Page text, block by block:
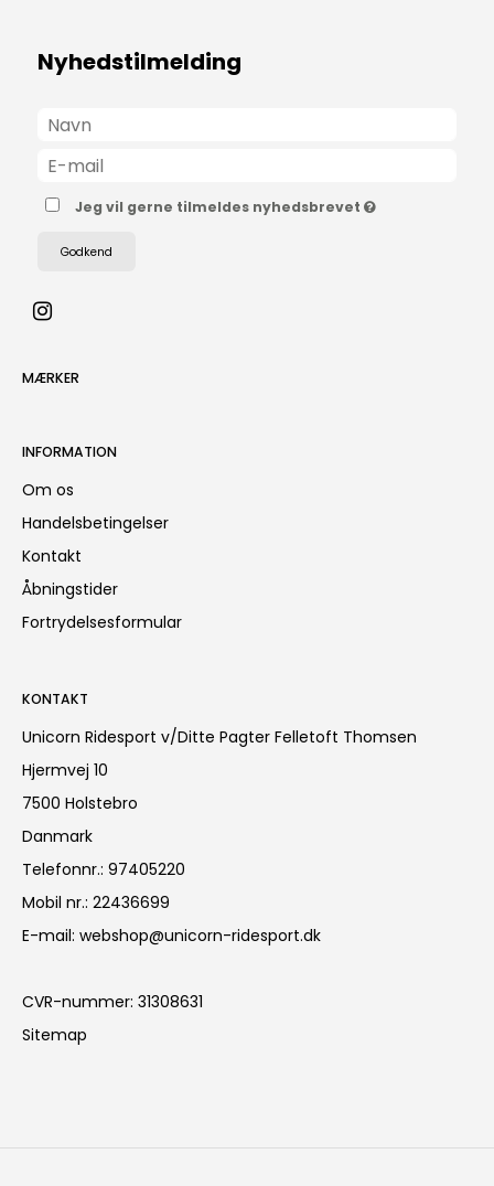
Nyhedstilmelding
Jeg vil gerne tilmeldes nyhedsbrevet
Godkend
MÆRKER
INFORMATION
Om os
Handelsbetingelser
Kontakt
Åbningstider
Fortrydelsesformular
KONTAKT
Unicorn Ridesport v/Ditte Pagter Felletoft Thomsen
Hjermvej 10
7500 Holstebro
Danmark
Telefonnr.: 97405220
Mobil nr.: 22436699
E-mail: webshop@unicorn-ridesport.dk
CVR-nummer: 31308631
Sitemap